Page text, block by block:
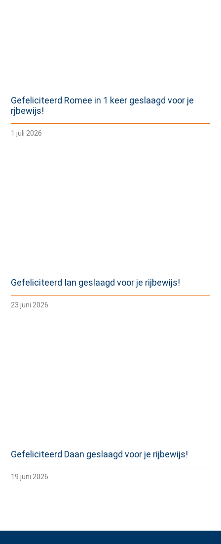
Gefeliciteerd Romee in 1 keer geslaagd voor je
rjbewijs!
1 juli 2026
Gefeliciteerd Ian geslaagd voor je rijbewijs!
23 juni 2026
Gefeliciteerd Daan geslaagd voor je rijbewijs!
19 juni 2026